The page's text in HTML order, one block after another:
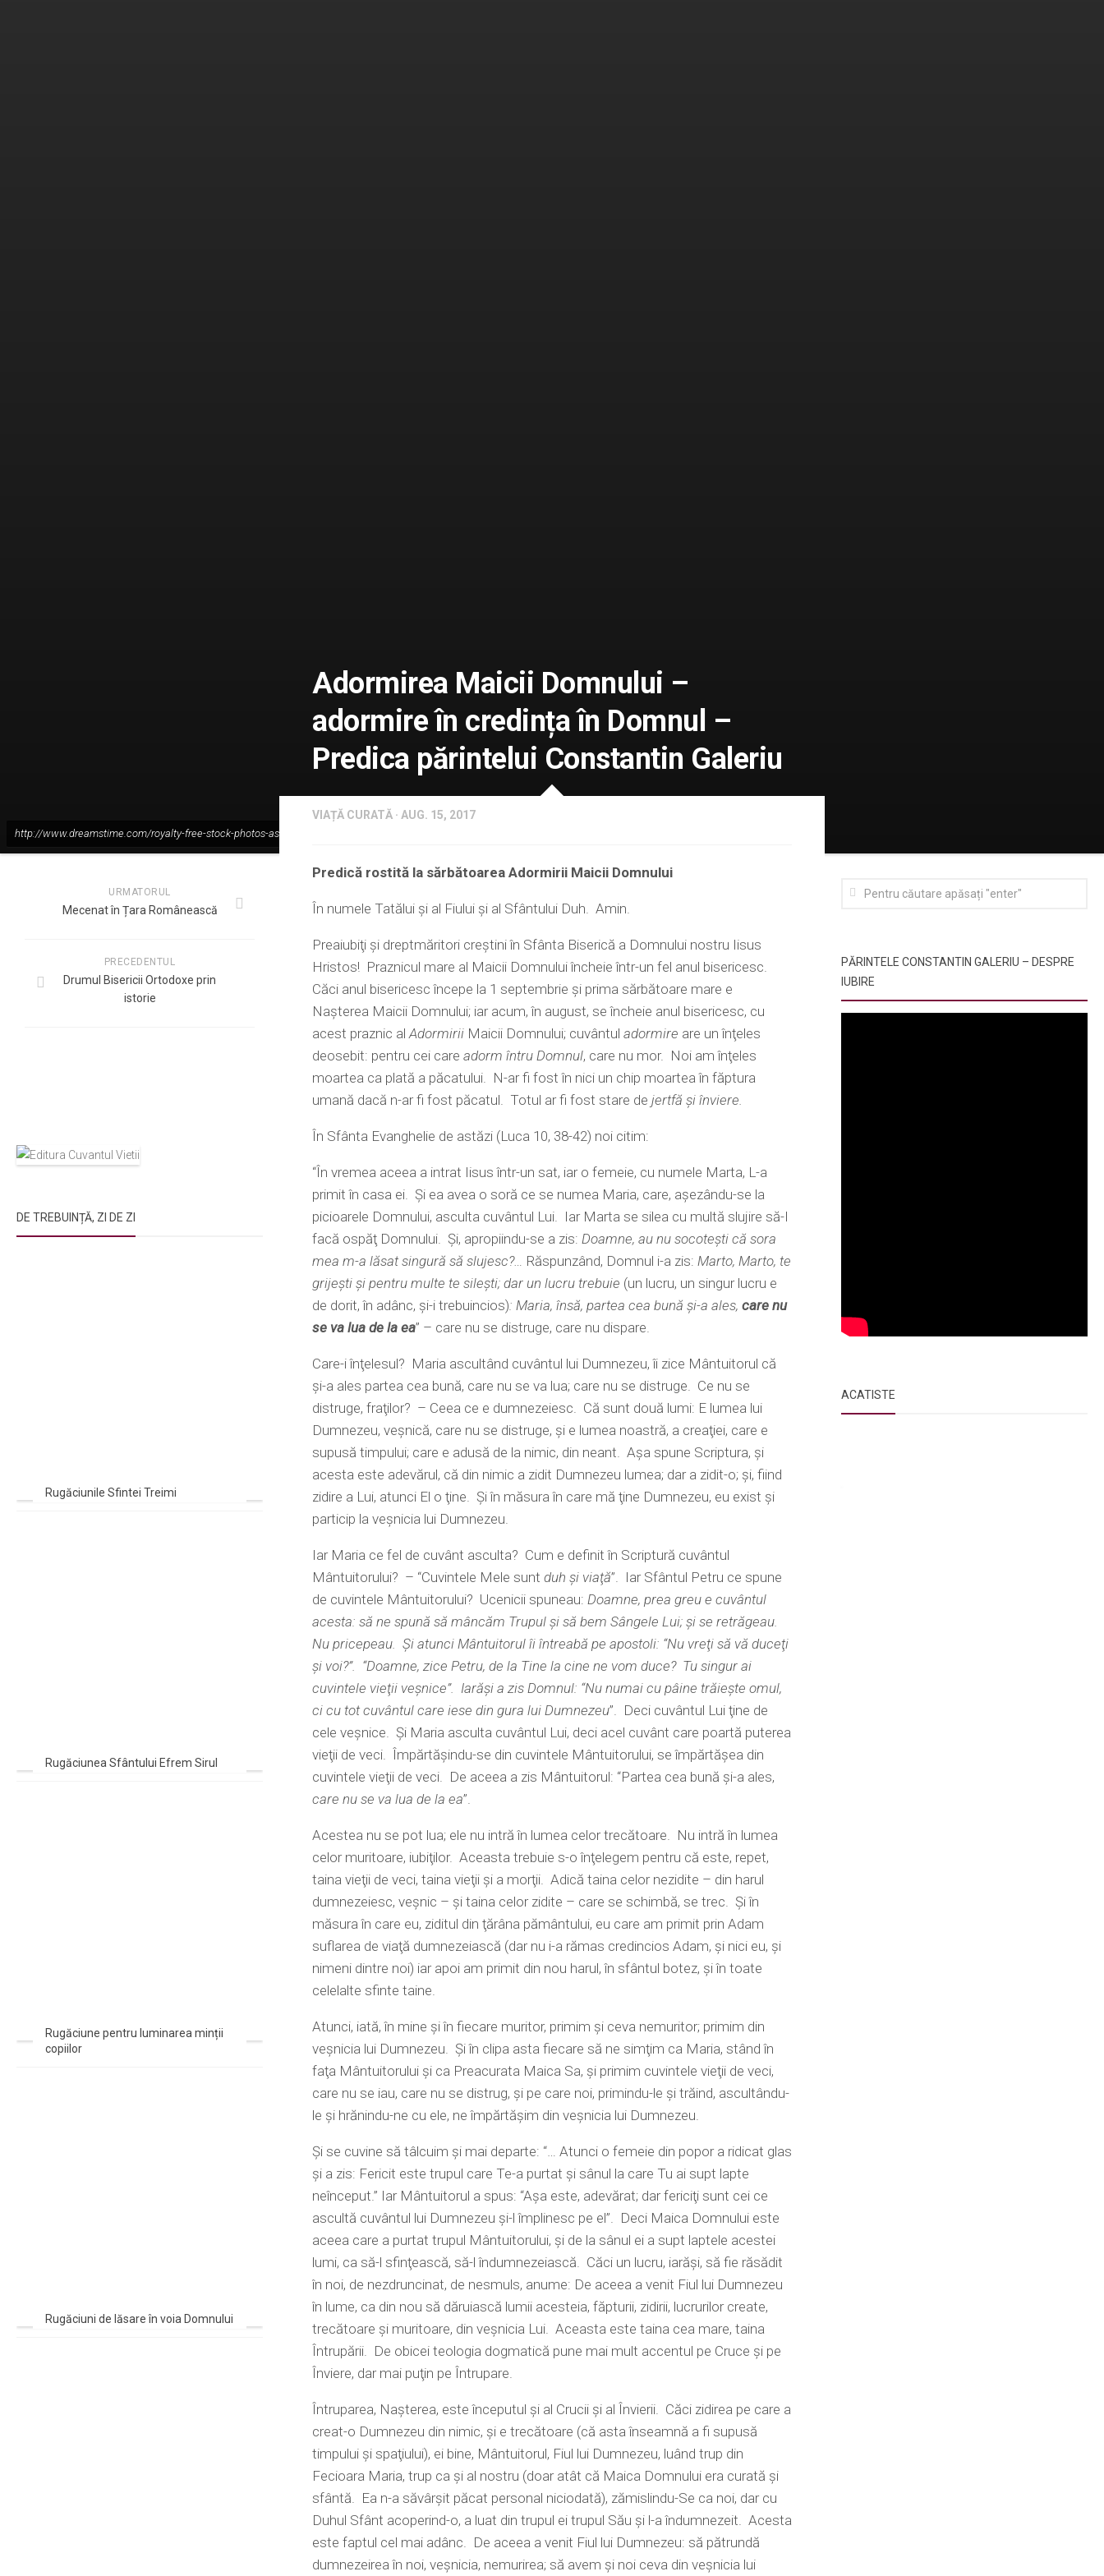
http://www.dreamstime.com/royalty-free-stock-photos-assumption-image25145868
Adormirea Maicii Domnului –
adormire în credința în Domnul –
Predica părintelui Constantin Galeriu
VIAȚĂ CURATĂ · AUG. 15, 2017
Predică rostită la sărbătoarea Adormirii Maicii Domnului
În numele Tatălui şi al Fiului şi al Sfântului Duh. Amin.
Preaiubiţi şi dreptmăritori creştini în Sfânta Biserică a Domnului nostru Iisus
Hristos! Praznicul mare al Maicii Domnului încheie într-un fel anul bisericesc.
Căci anul bisericesc începe la 1 septembrie şi prima sărbătoare mare e
Naşterea Maicii Domnului; iar acum, în august, se încheie anul bisericesc, cu
acest praznic alAdormirii Maicii Domnului; cuvântul adormire are un înţeles
deosebit: pentru cei care adorm întru Domnul, care nu mor. Noi am înţeles
moartea ca plată a păcatului. N-ar fi fost în nici un chip moartea în făptura
umană dacă n-ar fi fost păcatul. Totul ar fi fost stare de jertfă şi înviere.
În Sfânta Evanghelie de astăzi (Luca 10, 38-42) noi citim:
“În vremea aceea a intrat Iisus într-un sat, iar o femeie, cu numele Marta, L-a
primit în casa ei. Şi ea avea o soră ce se numea Maria, care, aşezându-se la
picioarele Domnului, asculta cuvântul Lui. Iar Marta se silea cu multă slujire să-I
facă ospăţ Domnului. Şi, apropiindu-se a zis: Doamne, au nu socoteşti că sora
mea m-a lăsat singură să slujesc?… Răspunzând, Domnul i-a zis: Marto, Marto, te
grijeşti şi pentru multe te sileşti; dar un lucru trebuie (un lucru, un singur lucru e
de dorit, în adânc, şi-i trebuincios): Maria, însă, partea cea bună şi-a ales, care nu
se va lua de la ea” – care nu se distruge, care nu dispare.
Care-i înţelesul? Maria ascultând cuvântul lui Dumnezeu, îi zice Mântuitorul că
şi-a ales partea cea bună, care nu se va lua; care nu se distruge. Ce nu se
distruge, fraţilor? – Ceea ce e dumnezeiesc. Că sunt două lumi: E lumea lui
Dumnezeu, veşnică, care nu se distruge, şi e lumea noastră, a creaţiei, care e
supusă timpului; care e adusă de la nimic, din neant. Aşa spune Scriptura, şi
acesta este adevărul, că din nimic a zidit Dumnezeu lumea; dar a zidit-o; şi, fiind
zidire a Lui, atunci El o ţine. Şi în măsura în care mă ţine Dumnezeu, eu exist şi
particip la veşnicia lui Dumnezeu.
Iar Maria ce fel de cuvânt asculta? Cum e definit în Scriptură cuvântul
Mântuitorului? – “Cuvintele Mele sunt duh şi viaţă”. Iar Sfântul Petru ce spune
de cuvintele Mântuitorului? Ucenicii spuneau: Doamne, prea greu e cuvântul
acesta: să ne spună să mâncăm Trupul şi să bem Sângele Lui; şi se retrăgeau.
Nu pricepeau. Şi atunci Mântuitorul îi întreabă pe apostoli: “Nu vreţi să vă duceţi
şi voi?”. “Doamne, zice Petru, de la Tine la cine ne vom duce? Tu singur ai
cuvintele vieţii veşnice”. Iarăşi a zis Domnul: “Nu numai cu pâine trăieşte omul,
ci cu tot cuvântul care iese din gura lui Dumnezeu”. Deci cuvântul Lui ţine de
cele veşnice. Şi Maria asculta cuvântul Lui, deci acel cuvânt care poartă puterea
vieţii de veci. Împărtăşindu-se din cuvintele Mântuitorului, se împărtăşea din
cuvintele vieţii de veci. De aceea a zis Mântuitorul: “Partea cea bună şi-a ales,
care nu se va lua de la ea”.
Acestea nu se pot lua; ele nu intră în lumea celor trecătoare. Nu intră în lumea
celor muritoare, iubiţilor. Aceasta trebuie s-o înţelegem pentru că este, repet,
taina vieţii de veci, taina vieţii şi a morţii. Adică taina celor nezidite – din harul
dumnezeiesc, veşnic – şi taina celor zidite – care se schimbă, se trec. Şi în
măsura în care eu, ziditul din ţărâna pământului, eu care am primit prin Adam
suflarea de viaţă dumnezeiască (dar nu i-a rămas credincios Adam, şi nici eu, şi
nimeni dintre noi) iar apoi am primit din nou harul, în sfântul botez, şi în toate
celelalte sfinte taine.
Atunci, iată, în mine şi în fiecare muritor, primim şi ceva nemuritor; primim din
veşnicia lui Dumnezeu. Şi în clipa asta fiecare să ne simţim ca Maria, stând în
faţa Mântuitorului şi ca Preacurata Maica Sa, şi primim cuvintele vieţii de veci,
care nu se iau, care nu se distrug, şi pe care noi, primindu-le şi trăind, ascultându-
le şi hrănindu-ne cu ele, ne împărtăşim din veşnicia lui Dumnezeu.
Şi se cuvine să tâlcuim şi mai departe: “… Atunci o femeie din popor a ridicat glas
şi a zis: Fericit este trupul care Te-a purtat şi sânul la care Tu ai supt lapte
neînceput.” Iar Mântuitorul a spus: “Aşa este, adevărat; dar fericiţi sunt cei ce
ascultă cuvântul lui Dumnezeu şi-l împlinesc pe el”. Deci Maica Domnului este
aceea care a purtat trupul Mântuitorului, şi de la sânul ei a supt laptele acestei
lumi, ca să-l sfinţească, să-l îndumnezeiască. Căci un lucru, iarăşi, să fie răsădit
în noi, de nezdruncinat, de nesmuls, anume: De aceea a venit Fiul lui Dumnezeu
în lume, ca din nou să dăruiască lumii acesteia, făpturii, zidirii, lucrurilor create,
trecătoare şi muritoare, din veşnicia Lui. Aceasta este taina cea mare, taina
Întrupării. De obicei teologia dogmatică pune mai mult accentul pe Cruce şi pe
Înviere, dar mai puţin pe Întrupare.
Întruparea, Naşterea, este începutul şi al Crucii şi al Învierii. Căci zidirea pe care a
creat-o Dumnezeu din nimic, şi e trecătoare (că asta înseamnă a fi supusă
timpului şi spaţiului), ei bine, Mântuitorul, Fiul lui Dumnezeu, luând trup din
Fecioara Maria, trup ca şi al nostru (doar atât că Maica Domnului era curată şi
sfântă. Ea n-a săvârşit păcat personal niciodată), zămislindu-Se ca noi, dar cu
Duhul Sfânt acoperind-o, a luat din trupul ei trupul Său şi l-a îndumnezeit. Acesta
este faptul cel mai adânc. De aceea a venit Fiul lui Dumnezeu: să pătrundă
dumnezeirea în noi, veşnicia, nemurirea; să avem şi noi ceva din veşnicia lui
URMATORUL
Mecenat în Țara Românească
PRECEDENTUL
Drumul Bisericii Ortodoxe prin
istorie
DE TREBUINȚĂ, ZI DE ZI
Rugăciunile Sfintei Treimi
Rugăciunea Sfântului Efrem Sirul
Rugăciune pentru luminarea minții
copiilor
Rugăciuni de lăsare în voia Domnului
PĂRINTELE CONSTANTIN GALERIU – DESPRE
IUBIRE
ACATISTE